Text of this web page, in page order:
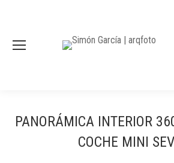
PANORÁMICA INTERIOR
COCHE MINI